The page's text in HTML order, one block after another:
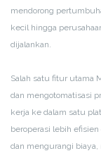
mendorong
kecil hingga
dijalankan.
Salah satu fitur utama
dan mengotomatisasi
kerja ke dalam satu
beroperasi lebih
dan mengurangi